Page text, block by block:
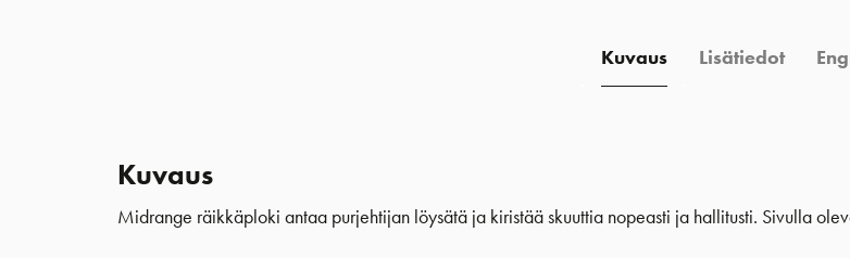
Kuvaus Lisätiedot
Kuvaus
Midrange räikkäploki antaa purjehtijan löysätä ja kiristää skuuttia nopeasti ja hallitusti. Sivulla